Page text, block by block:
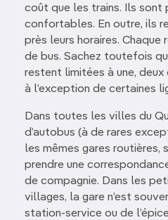
coût que les trains. Ils sont
confortables. En outre, ils
près leurs horaires. Chaque
de bus. Sachez toutefois
restent limitées à une, deux
à l’exception de certaines
Dans toutes les villes du
d’autobus (à de rares
les mêmes gares routières,
prendre une
de compagnie. Dans les
villages, la gare n’est
station-service ou de